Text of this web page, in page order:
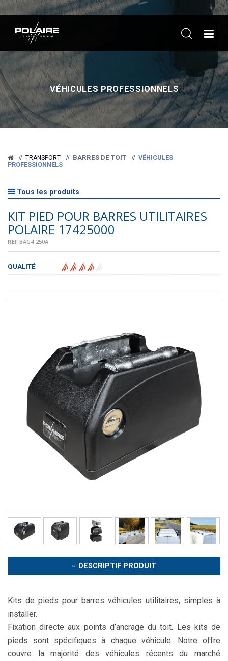
VÉHICULES PROFESSIONNELS
TRANSPORT BARRES DE TOIT
VÉHICULES
PROFESSIONNELS
Tous les produits
KIT PIED POUR BARRES UTILITAIRES
POLAIRE 17425000
REF BAG4-250A
QUALITÉ
DESCRIPTIF PRODUIT
Kits de pieds pour barres véhicules utilitaires, simples à
installer.
Fixation directe aux points d’ancrage du toit. Les kits de
pieds sont spécifiques à chaque véhicule. Notre offre
couvre la majorité des véhicules récents du marché